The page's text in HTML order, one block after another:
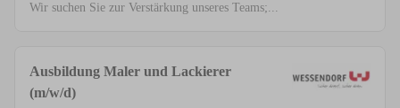
Wir suchen Sie zur Verstärkung unseres Teams;...
Ausbildung Maler und Lackierer
(m/w/d)